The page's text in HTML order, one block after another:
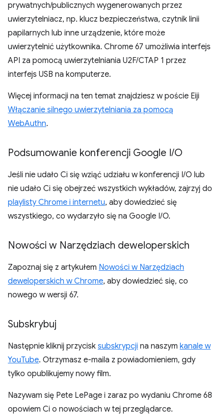
prywatnych/publicznych wygenerowanych przez
uwierzytelniacz, np. klucz bezpieczeństwa, czytnik linii
papilarnych lub inne urządzenie, które może
uwierzytelnić użytkownika. Chrome 67 umożliwia interfejs
API za pomocą uwierzytelniania U2F/CTAP 1 przez
interfejs USB na komputerze.
Więcej informacji na ten temat znajdziesz w poście Eiji
Włączanie silnego uwierzytelniania za pomocą
WebAuthn.
Podsumowanie konferencji Google I/O
Jeśli nie udało Ci się wziąć udziału w konferencji I/O lub
nie udało Ci się obejrzeć wszystkich wykładów, zajrzyj do
playlisty Chrome i internetu, aby dowiedzieć się
wszystkiego, co wydarzyło się na Google I/O.
Nowości w Narzędziach deweloperskich
Zapoznaj się z artykułem Nowości w Narzędziach
deweloperskich w Chrome, aby dowiedzieć się, co
nowego w wersji 67.
Subskrybuj
Następnie kliknij przycisk subskrypcji na naszym kanale w
YouTube. Otrzymasz e-maila z powiadomieniem, gdy
tylko opublikujemy nowy film.
Nazywam się Pete LePage i zaraz po wydaniu Chrome 68
opowiem Ci o nowościach w tej przeglądarce.